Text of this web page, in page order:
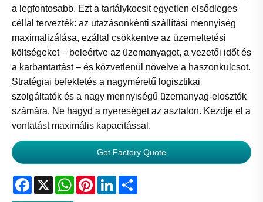
a legfontosabb. Ezt a tartálykocsit egyetlen elsődleges
céllal tervezték: az utazásonkénti szállítási mennyiség
maximalizálása, ezáltal csökkentve az üzemeltetési
költségeket – beleértve az üzemanyagot, a vezetői időt és
a karbantartást – és közvetlenül növelve a haszonkulcsot.
Stratégiai befektetés a nagyméretű logisztikai
szolgáltatók és a nagy mennyiségű üzemanyag-elosztók
számára. Ne hagyd a nyereséget az asztalon. Kezdje el a
vontatást maximális kapacitással.
Get Factory Quote
Facebook
X WhatsApp
PinterestLinkedIn